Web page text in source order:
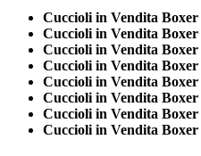
Cuccioli in Vendita Boxer
Cuccioli in Vendita
Cuccioli in Vendita Boxer
Cuccioli in Vendita Boxer
Cuccioli in Vendita Boxer
Cuccioli in Vendita Boxer
Cuccioli in Vendita Boxer
Cuccioli in Vendita Boxer